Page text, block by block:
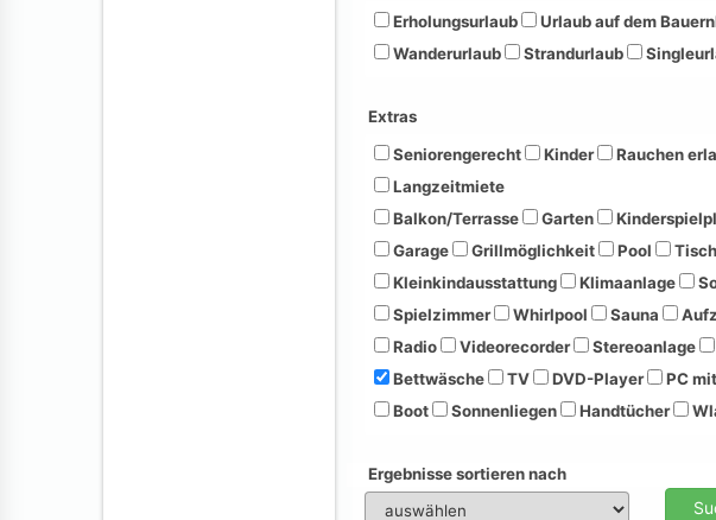
Erholungsurlaub
Urlaub auf dem
Wanderurlaub
Strandurlaub
Extras
Seniorengerecht
Kinder Rauchen
Langzeitmiete
Balkon/Terrasse
Garten
Garage
Grillmöglichkeit Pool
Kleinkindausstattung
Klimaanlage
Spielzimmer
Whirlpool Sauna
Radio
Videorecorder Stereoanlage
Bettwäsche
TV DVD-Player PC
Boot
Sonnenliegen Handtücher
Ergebnisse sortieren nach